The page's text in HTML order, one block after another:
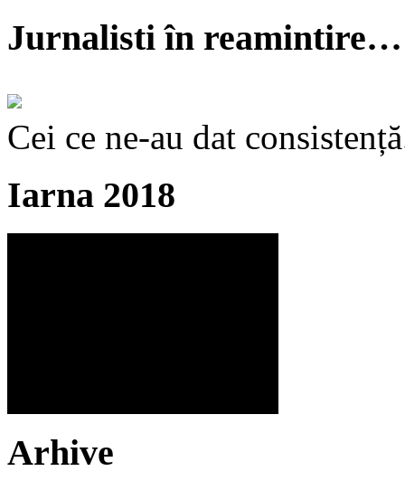
Jurnalisti în reamintire…
Cei ce ne-au dat
Iarna 2018
Arhive